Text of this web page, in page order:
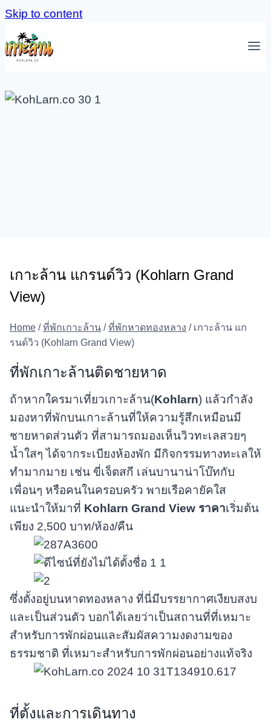
Skip to content
เกาะล้าน แกรนด์วิว (Kohlarn Grand
View)
Home / ที่พักเกาะล้าน / ที่พักหาดทองหลาง / เกาะล้าน แก
รนด์วิว (Kohlarn Grand View)
ที่พักเกาะล้านติดชายหาด
ถ้าหากใครมาเที่ยวเกาะล้าน(Kohlarn) แล้วกำลัง
มองหาที่พักบนเกาะล้านที่ให้ความรู้สึกเหมือนมี
ชายหาดส่วนตัว ที่สามารถมองเห็นวิวทะเลสวยๆ
น้ำใสๆ ได้จากระเบียงห้องพัก มีกิจกรรมทางทะเลให้
ทำมากมาย เช่น ขี่เจ็ตสกี เล่นบานาน่าโบ๊ทกับ
เพื่อนๆ หรือคนในครอบครัว พายเรือคายัคใส
แนะนำให้มาที่ Kohlarn Grand View ราคาเริ่มต้น
เพียง 2,500 บาท/ห้อง/คืน
ซึ่งตั้งอยู่บนหาดทองหลาง ที่นี่มีบรรยากาศเงียบสงบ
และเป็นส่วนตัว บอกได้เลยว่าเป็นสถานที่ที่เหมาะ
สำหรับการพักผ่อนและสัมผัสความงดงามของ
ธรรมชาติ ที่เหมาะสำหรับการพักผ่อนอย่างแท้จริง
ที่ตั้งและการเดินทาง